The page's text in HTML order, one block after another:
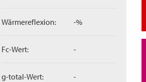
Wärmereflexion: -%
Fc-Wert: -
g-total-Wert: -